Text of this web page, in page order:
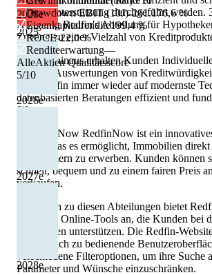
2025
2026e
2027e
2028e
2028e
Drawdown EBIT (10J)-261.176,6 %
Eigenkapitalrendite199,4 %
ROCE-22,0 %
Renditeerwartung—
AlleAktien Qualitätsscore
5/10
Makler unterstützung durchgeführt werden.
Abteilung Redfin's Abteilung für
Zugang zu einer Vielzahl von
Darüber hinaus erhalten Kunden
schnelle Auswertungen von
setzt Redfin immer wieder auf modernste
datenbasierten Beratungen effizient und
führen.
4. RedfinNow RedfinNow ist ein
Redfin, das es ermöglicht, Immobilien
Eigentümern zu erwerben. Kunden können
schnell, bequem und zu einem fairen Preis
verkaufen.
Zusätzlich zu diesen Abteilungen bietet
Fülle von Online-Tools an, die Kunden bei
Immobilien unterstützen. Die Redfin-
eine einfach zu bedienende
verschiedene Filteroptionen, um ihre Suche
Parameter und Wünsche einzuschränken.